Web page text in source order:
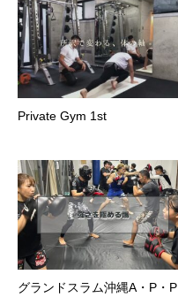
Private Gym 1st
グランドスラム沖縄A・P・P